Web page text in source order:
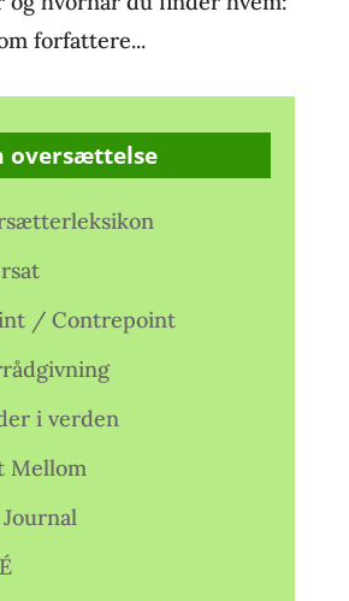
forfattere...
oversættelse
/ Contrepoint
i verden
Mellom